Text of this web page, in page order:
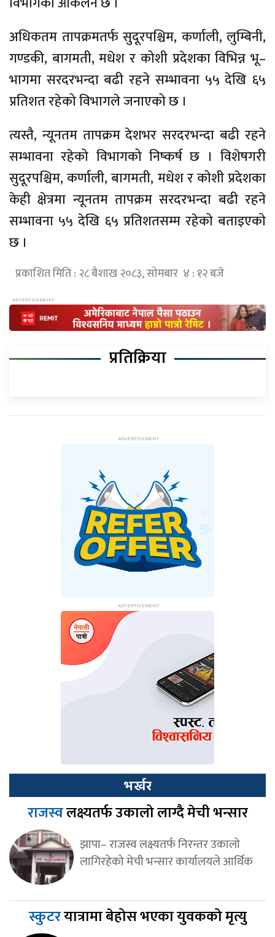
अधिकतम तापक्रमतर्फ सुदूरपश्चिम, कर्णाली, लुम्बिनी,
गण्डकी, बागमती, मधेश र कोशी प्रदेशका विभिन्न भू–
भागमा सरदरभन्दा बढी रहने सम्भावना ५५ देखि ६५
प्रतिशत रहेको विभागले जनाएको छ ।
त्यस्तै, न्यूनतम तापक्रम देशभर सरदरभन्दा बढी रहने
सम्भावना रहेको विभागको निष्कर्ष छ । विशेषगरी
सुदूरपश्चिम, कर्णाली, बागमती, मधेश र कोशी प्रदेशका
केही क्षेत्रमा न्यूनतम तापक्रम सरदरभन्दा बढी रहने
सम्भावना ५५ देखि ६५ प्रतिशतसम्म रहेको बताइएको
छ ।
प्रकाशित मिति : २८ बैशाख २०८३, सोमबार ४ : १२ बजे
प्रतिक्रिया
भर्खर
राजस्वलक्ष्यतर्फ उकालो लाग्दै मेची भन्सार
झापा– राजस्व लक्ष्यतर्फ निरन्तर उकालो
लागिरहेको मेची भन्सार कार्यालयले आर्थिक
स्कुटरयात्रामा बेहोस भएका युवकको मृत्यु